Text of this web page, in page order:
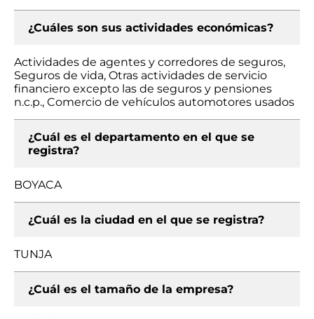
¿Cuáles son sus actividades económicas?
Actividades de agentes y corredores de seguros,
Seguros de vida, Otras actividades de servicio
financiero excepto las de seguros y pensiones
n.c.p., Comercio de vehículos automotores usados
¿Cuál es el departamento en el que se
registra?
BOYACA
¿Cuál es la ciudad en el que se registra?
TUNJA
¿Cuál es el tamaño de la empresa?